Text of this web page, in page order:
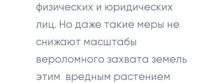
физических и юридических
лиц. Но даже такие меры не
снижают масштабы
вероломного захвата земель
этим вредным растением